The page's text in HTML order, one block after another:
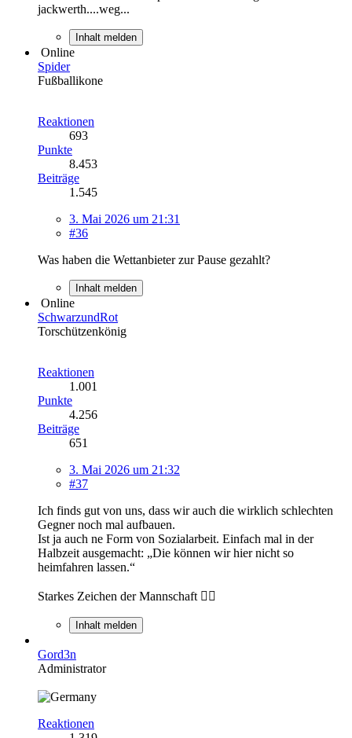
jackwerth....weg...
Inhalt melden
Online
Spider
Fußballikone
Reaktionen
693
Punkte
8.453
Beiträge
1.545
3. Mai 2026 um 21:31
#36
Was haben die Wettanbieter zur Pause gezahlt?
Inhalt melden
Online
SchwarzundRot
Torschützenkönig
Reaktionen
1.001
Punkte
4.256
Beiträge
651
3. Mai 2026 um 21:32
#37
Ich finds gut von uns, dass wir auch die wirklich schlechten
Gegner noch mal aufbauen.
Ist ja auch ne Form von Sozialarbeit. Einfach mal in der
Halbzeit ausgemacht: „Die können wir hier nicht so
heimfahren lassen.“
Starkes Zeichen der Mannschaft 👍🏼
Inhalt melden
Gord3n
Administrator
Reaktionen